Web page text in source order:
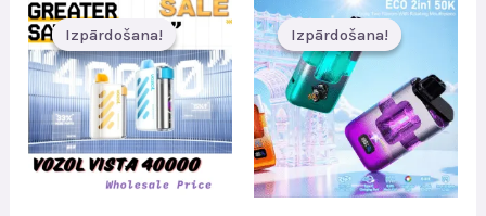
Izpārdošana!
Izpārdošana! Izpārdošana!
Izpārdošana!